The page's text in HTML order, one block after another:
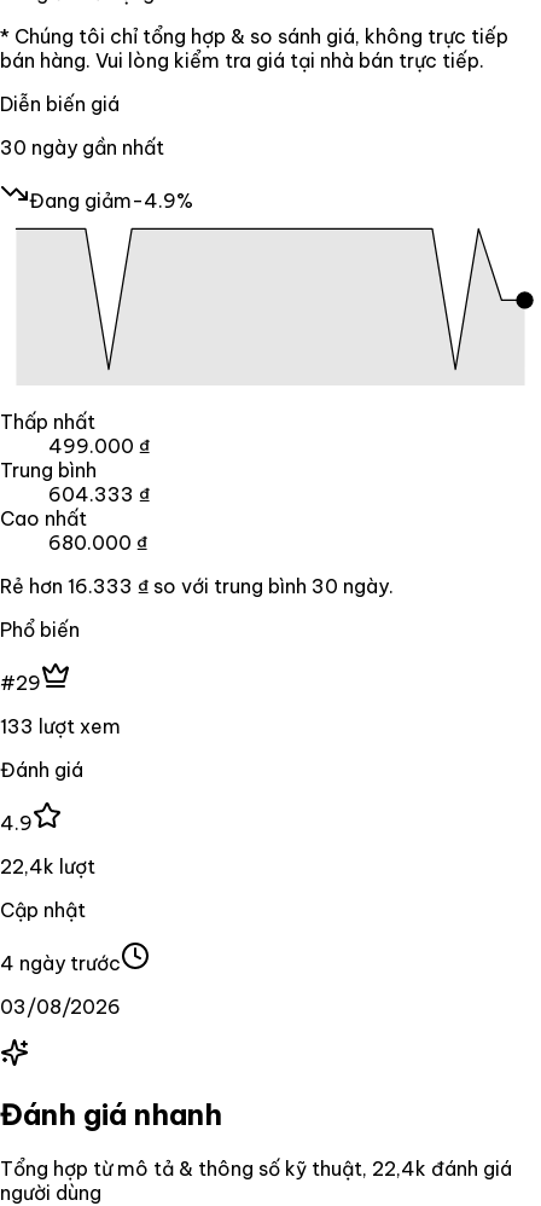
* Chúng tôi chỉ tổng hợp & so sánh giá, không trực tiếp
bán hàng. Vui lòng kiểm tra giá tại nhà bán trực tiếp.
Diễn biến giá
30 ngày gần nhất
Đang giảm-4.9%
Thấp nhất
499.000 ₫
Trung bình
604.333 ₫
Cao nhất
680.000 ₫
Rẻ hơn 16.333 ₫ so với trung bình 30 ngày.
Phổ biến
#29
133 lượt xem
Đánh giá
4.9
22,4k lượt
Cập nhật
4 ngày trước
03/08/2026
Đánh giá nhanh
Tổng hợp từ mô tả & thông số kỹ thuật, 22,4k đánh giá
người dùng